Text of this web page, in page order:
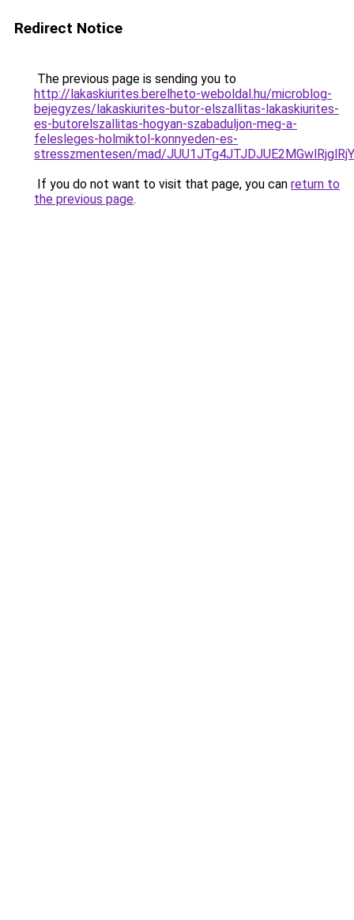
Redirect Notice
The previous page is sending you to
http://lakaskiurites.berelheto-weboldal.hu/microblog-
bejegyzes/lakaskiurites-butor-elszallitas-lakaskiurites-
es-butorelszallitas-hogyan-szabaduljon-meg-a-
felesleges-holmiktol-konnyeden-es-
stresszmentesen/mad/
If you do not want to visit that page, you can return to
the previous page.